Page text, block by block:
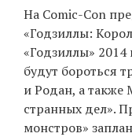
На Comic-Con
«Годзиллы:
«Годзиллы» 2014
будут бороться
и Родан, а также
странных дел».
монстров»